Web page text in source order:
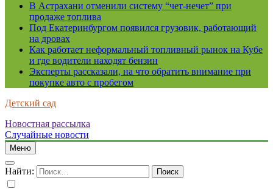
В Астрахани отменили систему “чет-нечет” при
продаже топлива
Под Екатеринбургом появился грузовик, работающий
на дровах
Как работает неформальный топливный рынок на Кубе
и где водители находят бензин
Эксперты рассказали, на что обратить внимание при
покупке авто с пробегом
Детский сад
Новостная рассылка
Случайные новости
Меню
Найти: